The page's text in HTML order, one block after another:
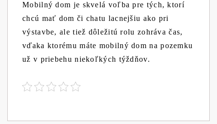
Mobilný dom je skvelá voľba pre tých, ktorí
chcú mať dom či chatu lacnejšiu ako pri
výstavbe, ale tiež dôležitú rolu zohráva čas,
vďaka ktorému máte mobilný dom na pozemku
už v priebehu niekoľkých týždňov.